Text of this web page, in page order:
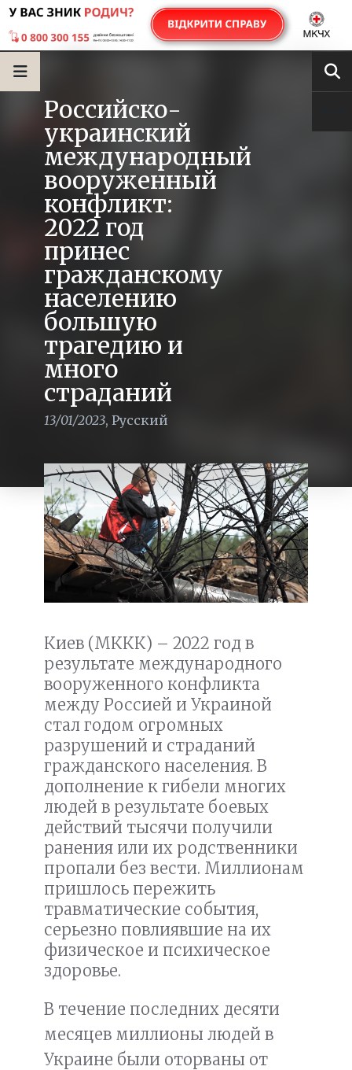
Российско-
украинский
международный
вооруженный
конфликт:
2022 год
принес
гражданскому
населению
большую
трагедию и
много
страданий
13/01/2023, Русский
Киев (МККК) – 2022 год в
результате международного
вооруженного конфликта
между Россией и Украиной
стал годом огромных
разрушений и страданий
гражданского населения. В
дополнение к гибели многих
людей в результате боевых
действий тысячи получили
ранения или их родственники
пропали без вести. Миллионам
пришлось пережить
травматические события,
серьезно повлиявшие на их
физическое и психическое
здоровье.
В течение последних десяти
месяцев миллионы людей в
Украине были оторваны от